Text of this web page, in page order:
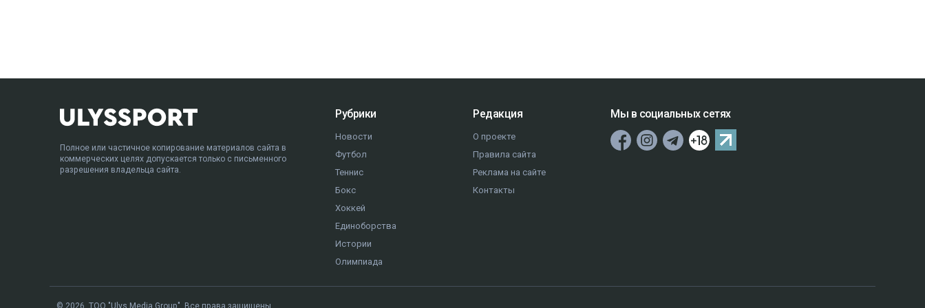
Полное или частичное копирование материалов сайта в
коммерческих целях допускается только с письменного
разрешения владельца сайта.
Рубрики
Новости
Футбол
Теннис
Бокс
Хоккей
Единоборства
Истории
Олимпиада
Редакция
О проекте
Правила сайта
Реклама на сайте
Контакты
Мы в социальных сетях
© 2026. ТОО "Ulys Media Group". Все права защищены.